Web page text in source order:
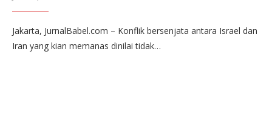
Jakarta, JurnalBabel.com – Konflik bersenjata antara Israel dan
Iran yang kian memanas dinilai tidak…